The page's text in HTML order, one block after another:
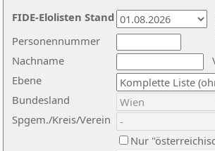
Nachname
Ebene
Personennummer
Bundesland
Spgem./Kreis/Verein
Nur
FIDE-Elolisten Stand